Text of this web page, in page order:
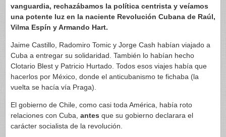
vanguardia, rechazábamos la política centrista y veíamos
una potente luz en la naciente Revolución Cubana de Raúl,
Vilma Espín y Armando Hart.
Jaime Castillo, Radomiro Tomic y Jorge Cash habían viajado a
Cuba a entregar su solidaridad. También lo habían hecho
Clotario Blest y Patricio Hurtado. Todos esos viajes había que
hacerlos por México, donde el anticubanismo te fichaba (la
vuelta se hacía vía Praga).
El gobierno de Chile, como casi toda América, había roto
relaciones con Cuba, antes que su gobierno declarara el
carácter socialista de la revolución.